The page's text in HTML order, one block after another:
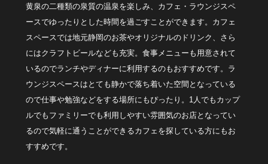
黄泉の二種類の泉質の温泉を楽しみ、カフェ・ラウンジスペ
ースでゆったりとした時間を過ごすことができます。カフェ
スペースでは地元静岡のお茶やオリジナルのドリンク、さら
にはクラフトビールなども充実。食事メニューも用意されて
いるのでランチやディナーに利用するのもおすすめです。ラ
ウンジスペースはとても静かで落ち着いた空間となっている
ので仕事や勉強などをする場所にもぴったり。1人でもカップ
ルでもファミリーでも利用しやすい雰囲気のお店となってい
るので気軽に通うことができるカフェを探している方にもお
すすめです。